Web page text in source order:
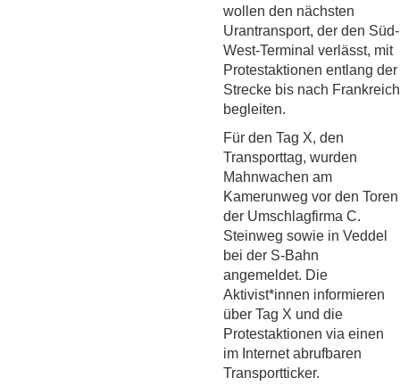
wollen den nächsten
Urantransport, der den Süd-
West-Terminal verlässt, mit
Protestaktionen entlang der
Strecke bis nach Frankreich
begleiten.
Für den Tag X, den
Transporttag, wurden
Mahnwachen am
Kamerunweg vor den Toren
der Umschlagfirma C.
Steinweg sowie in Veddel
bei der S-Bahn
angemeldet. Die
Aktivist*innen informieren
über Tag X und die
Protestaktionen via einen
im Internet abrufbaren
Transportticker.